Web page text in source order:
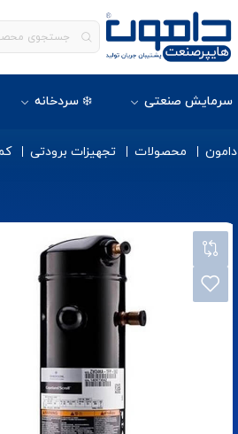
سرمایش صنعتی ❄️ سردخانه
دامون محصولات تجهیزات برودتی